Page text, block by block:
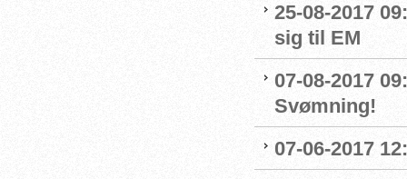
25-08-2017
sig til EM
07-08-2017
Svømning!
07-06-2017